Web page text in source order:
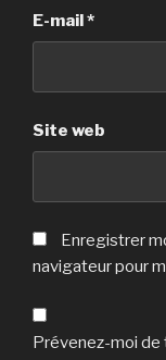
E-mail*
Site web
Enregistrer
navigateur pour
Prévenez-moi de